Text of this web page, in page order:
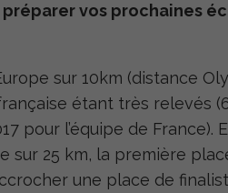
vos prochaines
sur 10km (distance
étant très relevés
pour l’équipe de France).
25 km, la première
une place de